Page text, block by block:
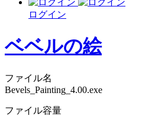
ログイン
ベベルの絵
ファイル名
Bevels_Painting_4.00.exe
ファイル容量